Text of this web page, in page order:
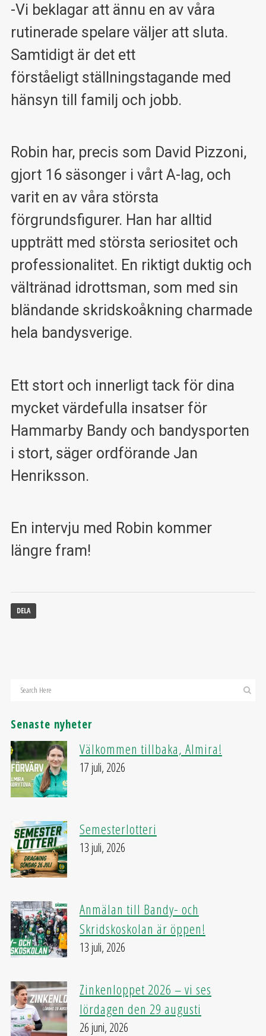
-Vi beklagar att ännu en av våra
rutinerade spelare väljer att sluta.
Samtidigt är det ett
förståeligt ställningstagande med
hänsyn till familj och jobb.
Robin har, precis som David Pizzoni,
gjort 16 säsonger i vårt A-lag, och
varit en av våra största
förgrundsfigurer. Han har alltid
uppträtt med största seriositet och
professionalitet. En riktigt duktig och
vältränad idrottsman, som med sin
bländande skridskoåkning charmade
hela bandysverige.
Ett stort och innerligt tack för dina
mycket värdefulla insatser för
Hammarby Bandy och bandysporten
i stort, säger ordförande Jan
Henriksson.
En intervju med Robin kommer
längre fram!
DELA
Senaste nyheter
Välkommen tillbaka, Almira!
17 juli, 2026
Semesterlotteri
13 juli, 2026
Anmälan till Bandy- och
Skridskoskolan är öppen!
13 juli, 2026
Zinkenloppet 2026 – vi ses
lördagen den 29 augusti
26 juni, 2026